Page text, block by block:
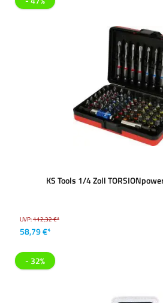
KS Tools 1/4 Zoll
UVP:112,32 €*
58,79 €*
- 32%